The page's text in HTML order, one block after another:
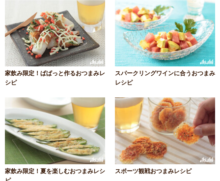
家飲み限定！ぱぱっと作るおつまみレ
シピ
スパークリングワインに合うおつまみ
レシピ
家飲み限定！夏を楽しむおつまみレシ
スポーツ観戦おつまみレシピ